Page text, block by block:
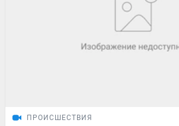
ПРОИСШЕСТВИЯ